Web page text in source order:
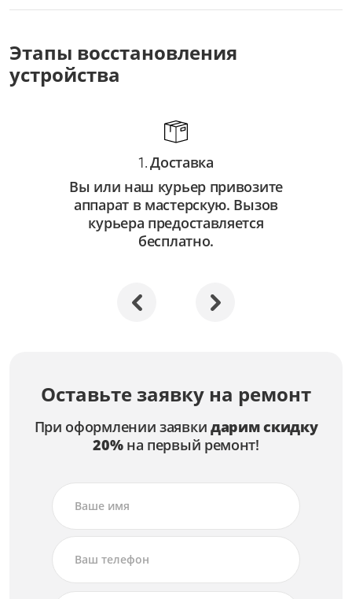
Этапы восстановления
устройства
1.Доставка
Вы или наш курьер привозите
аппарат в мастерскую. Вызов
курьера предоставляется
бесплатно.
Оставьте заявку на ремонт
При оформлении заявки дарим скидку
20%на первый ремонт!